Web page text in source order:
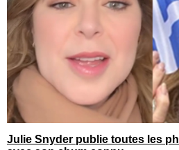
Julie Snyder publie toutes les